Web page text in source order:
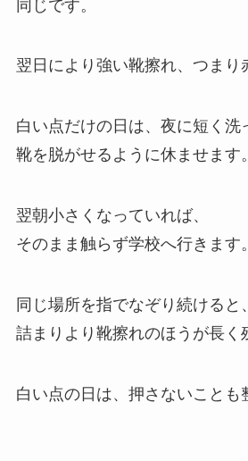
同じです。
翌日により強い靴擦れ、つまり
白い点だけの日は、夜に短く洗
靴を脱がせるように休ませます。
翌朝小さくなっていれば、
そのまま触らず学校へ行きます。
同じ場所を指でなぞり続けると、
詰まりより靴擦れのほうが長く
白い点の日は、押さないことも